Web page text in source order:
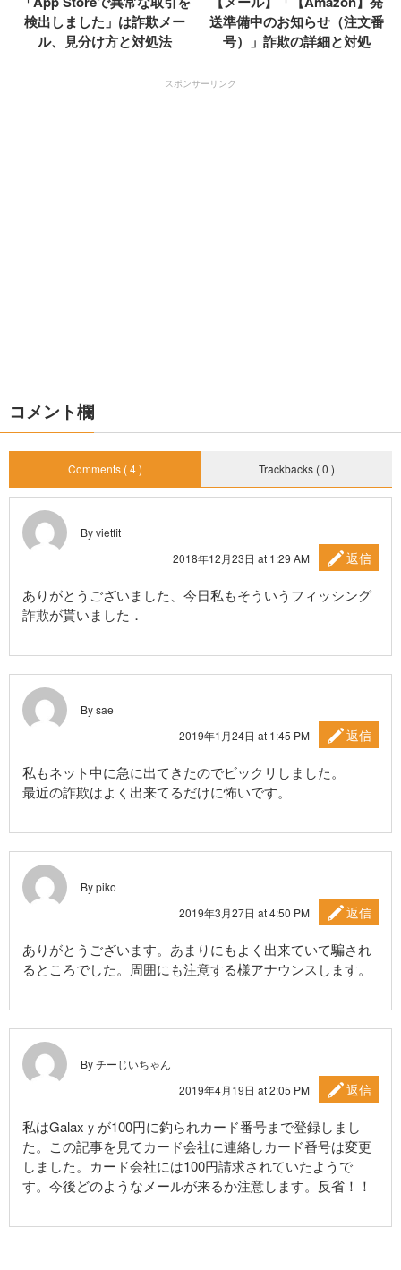
検出しました」は詐欺メー
ル、見分け方と対処法
送準備中のお知らせ（注文番
号）」詐欺の詳細と対処
スポンサーリンク
コメント欄
Comments ( 4 ) Trackbacks ( 0 )
By vietfit
2018年12月23日 at 1:29 AM
返信
ありがとうございました、今日私もそういうフィッシング
詐欺が貰いました．
By sae
2019年1月24日 at 1:45 PM
返信
私もネット中に急に出てきたのでビックリしました。
最近の詐欺はよく出来てるだけに怖いです。
By piko
2019年3月27日 at 4:50 PM
返信
ありがとうございます。あまりにもよく出来ていて騙され
るところでした。周囲にも注意する様アナウンスします。
By チーじいちゃん
2019年4月19日 at 2:05 PM
返信
私はGalaxｙが100円に釣られカード番号まで登録しまし
た。この記事を見てカード会社に連絡しカード番号は変更
しました。カード会社には100円請求されていたようで
す。今後どのようなメールが来るか注意します。反省！！